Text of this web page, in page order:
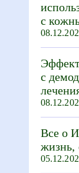
с
с
Все о
жизнь,